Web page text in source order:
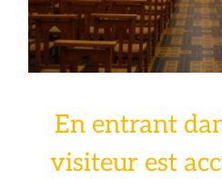
En entrant
visiteur est